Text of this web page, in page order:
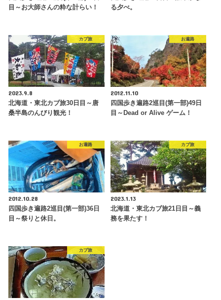
目～お大師さんの粋な計らい！
る夕べ。
カブ旅
2023.9.8
北海道・東北カブ旅30日目～唐
桑半島のんびり観光！
お遍路
2012.11.10
四国歩き遍路2巡目(第一部)49日
目～Dead or Alive ゲーム！
お遍路
2012.10.28
四国歩き遍路2巡目(第一部)36日
目～祭りと休日。
カブ旅
2023.1.13
北海道・東北カブ旅21日目～義
務を果たす！
カブ旅